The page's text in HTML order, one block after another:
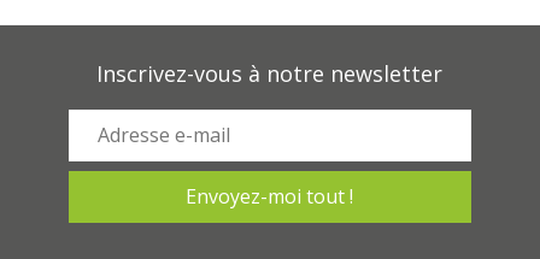
Inscrivez-vous à notre newsletter